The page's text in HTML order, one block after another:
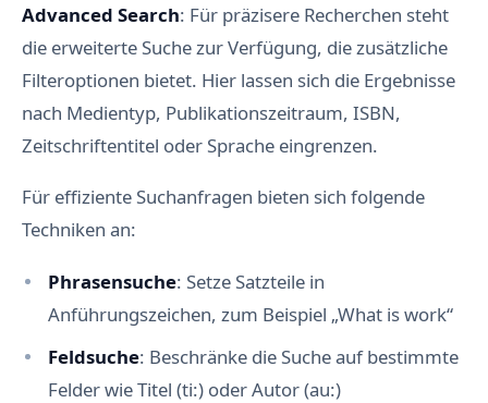
Advanced Search: Für präzisere Recherchen steht
die erweiterte Suche zur Verfügung, die zusätzliche
Filteroptionen bietet. Hier lassen sich die Ergebnisse
nach Medientyp, Publikationszeitraum, ISBN,
Zeitschriftentitel oder Sprache eingrenzen.
Für effiziente Suchanfragen bieten sich folgende
Techniken an:
Phrasensuche: Setze Satzteile in
Anführungszeichen, zum Beispiel „What is work“
Feldsuche: Beschränke die Suche auf bestimmte
Felder wie Titel (ti:) oder Autor (au:)